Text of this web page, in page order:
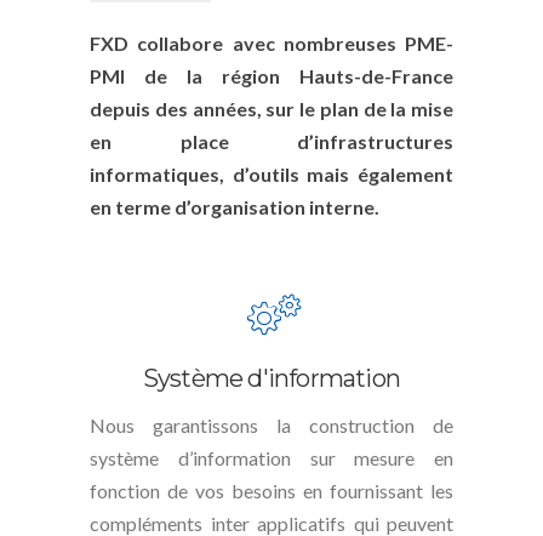
FXD collabore avec nombreuses PME-
PMI de la région Hauts-de-France
depuis des années, sur le plan de la mise
en place d’infrastructures
informatiques, d’outils mais également
en terme d’organisation interne.
Système d'information
Nous garantissons la construction de
système d’information sur mesure en
fonction de vos besoins en fournissant les
compléments inter applicatifs qui peuvent